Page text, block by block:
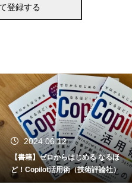
2024.06.12
【書籍】ゼロからはじめる なるほ
ど！Copilot活用術（技術評論社）